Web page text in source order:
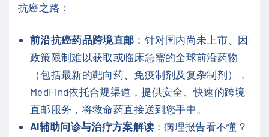
抗癌之路：
前沿抗癌药品跨境直邮 ：针对国内尚未上市、因
政策限制难以获取或临床急需的全球前沿药物
（包括最新的靶向药、免疫制剂及复杂制剂），
MedFind依托合规渠道，提供安全、快速的跨境
直邮服务，将救命药直接送到您手中。
AI辅助问诊与治疗方案解读 ：病理报告看不懂？